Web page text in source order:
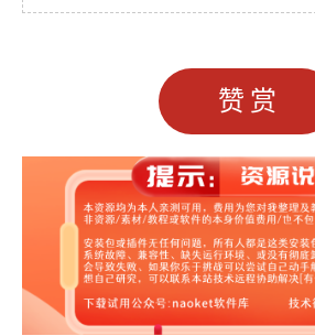
赞赏